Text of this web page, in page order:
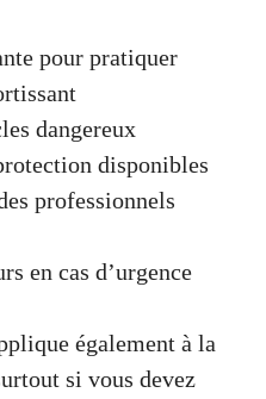
pour pratiquer
dangereux
disponibles
professionnels
en cas d’urgence
également à la
si vous devez